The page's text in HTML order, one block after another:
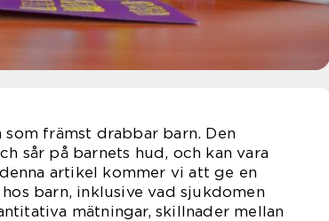
främst drabbar barn. Den
sår på barnets hud, och kan vara
artikel kommer vi att ge en
barn, inklusive vad sjukdomen
mätningar, skillnader mellan